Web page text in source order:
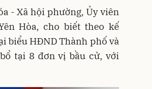
- Xã hội phường, Ủy viên
Hòa, cho biết theo kế
biểu HĐND Thành phố và
tại 8 đơn vị bầu cử, với